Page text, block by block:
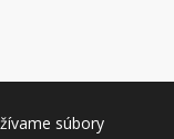
súbory